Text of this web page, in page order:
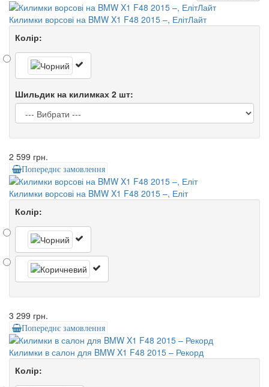
Килимки ворсові на BMW X1 F48 2015 –, ЕлітЛайт
Колір:
Шильдик на килимках 2 шт:
2 599 грн.
Попереднє замовлення
Килимки ворсові на BMW X1 F48 2015 –, Еліт
Колір:
3 299 грн.
Попереднє замовлення
Килимки в салон для BMW X1 F48 2015 – Рекорд
Колір: